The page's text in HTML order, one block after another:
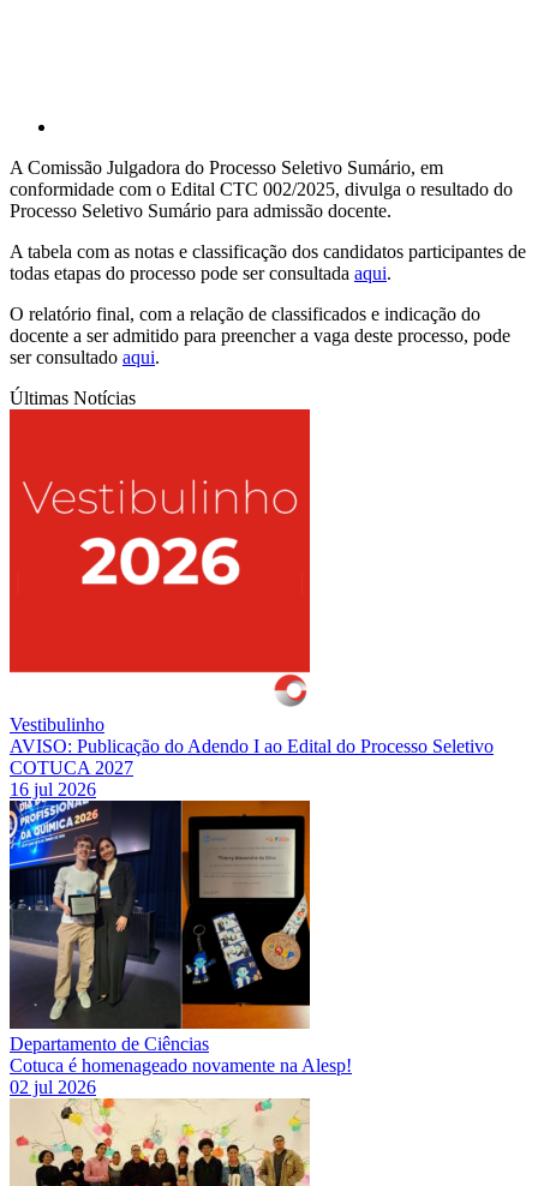
A Comissão Julgadora do Processo Seletivo Sumário, em
conformidade com o Edital CTC 002/2025, divulga o resultado do
Processo Seletivo Sumário para admissão docente.
A tabela com as notas e classificação dos candidatos participantes de
todas etapas do processo pode ser consultada aqui.
O relatório final, com a relação de classificados e indicação do
docente a ser admitido para preencher a vaga deste processo, pode
ser consultado aqui.
Últimas Notícias
Vestibulinho
AVISO: Publicação do Adendo I ao Edital do Processo Seletivo
COTUCA 2027
16 jul 2026
Departamento de Ciências
Cotuca é homenageado novamente na Alesp!
02 jul 2026